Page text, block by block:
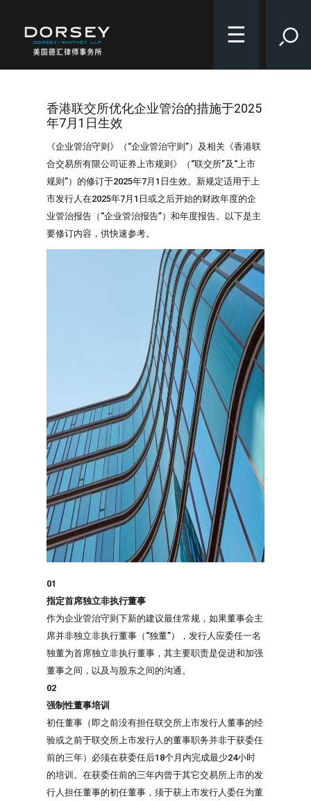
☰
香港联交所优化企业管治的措施于2025
年7月1日生效
《企业管治守则》（“企业管治守则”）及相关《香港联
合交易所有限公司证券上市规则》（“联交所”及“上市
规则”）的修订于2025年7月1日生效。新规定适用于上
市发行人在2025年7月1日或之后开始的财政年度的企
业管治报告（“企业管治报告”）和年度报告。以下是主
要修订内容，供快速参考。
01
指定首席独立非执行董事
作为企业管治守则下新的建议最佳常规，如果董事会主
席并非独立非执行董事（“独董”），发行人应委任一名
独董为首席独立非执行董事，其主要职责是促进和加强
董事之间，以及与股东之间的沟通。
02
强制性董事培训
初任董事（即之前没有担任联交所上市发行人董事的经
验或之前于联交所上市发行人的董事职务并非于获委任
前的三年）必须在获委任后18个月内完成最少24小时
的培训。在获委任前的三年内曾于其它交易所上市的发
行人担任董事的初任董事，须于获上市发行人委任为董